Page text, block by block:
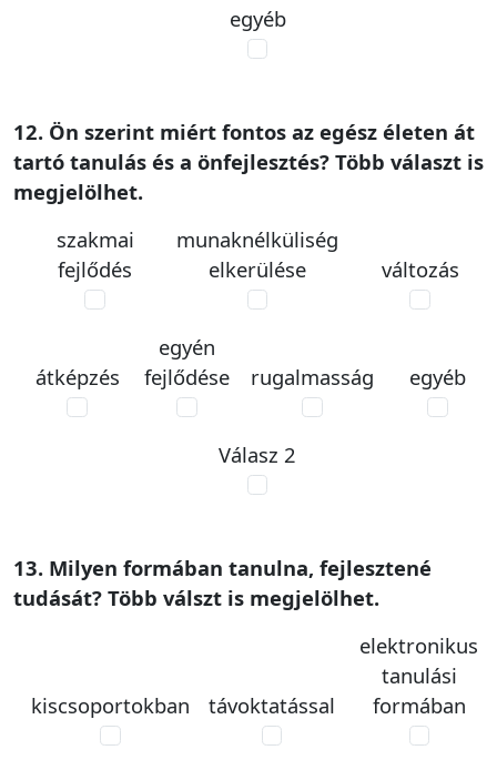
egyéb
12. Ön szerint miért fontos az egész életen át
tartó tanulás és a önfejlesztés? Több választ is
megjelölhet.
szakmai
fejlődés
munaknélküliség
elkerülése
változás
átképzés
egyén
fejlődése
rugalmasság egyéb
Válasz 2
13. Milyen formában tanulna, fejlesztené
tudását? Több válszt is megjelölhet.
kiscsoportokban távoktatással
elektronikus
tanulási
formában